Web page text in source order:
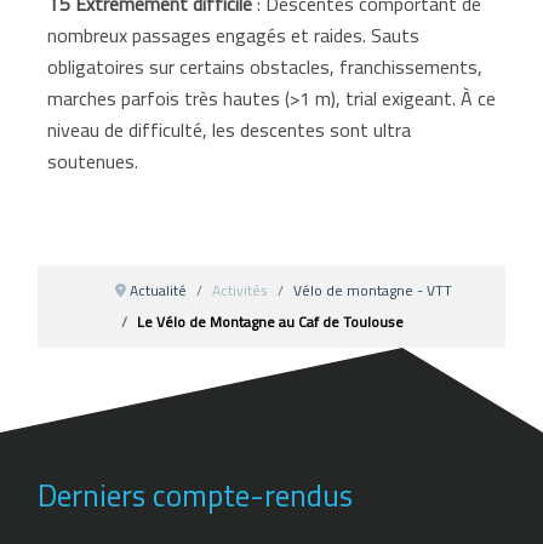
nombreux passages engagés et raides. Sauts
obligatoires sur certains obstacles, franchissements,
marches parfois très hautes (>1 m), trial exigeant. À ce
niveau de difficulté, les descentes sont ultra
soutenues.
Actualité Activités
Vélo de montagne - VTT
Le Vélo de Montagne au Caf de Toulouse
Derniers compte-rendus